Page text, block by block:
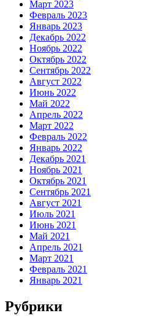
Март 2023
Февраль 2023
Январь 2023
Декабрь 2022
Ноябрь 2022
Октябрь 2022
Сентябрь 2022
Август 2022
Июнь 2022
Май 2022
Апрель 2022
Март 2022
Февраль 2022
Январь 2022
Декабрь 2021
Ноябрь 2021
Октябрь 2021
Сентябрь 2021
Август 2021
Июль 2021
Июнь 2021
Май 2021
Апрель 2021
Март 2021
Февраль 2021
Январь 2021
Рубрики